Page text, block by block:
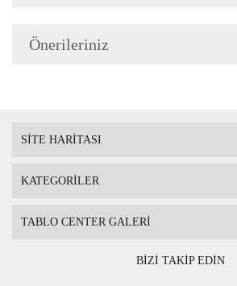
Önerileriniz
SİTE HARİTASI
KATEGORİLER
TABLO CENTER GALERİ
BİZİ TAKİP EDİN